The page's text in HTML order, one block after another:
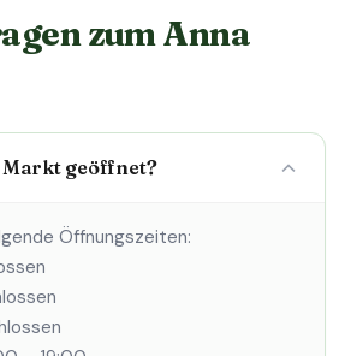
zum Anna
geöffnet?
Öffnungszeiten: